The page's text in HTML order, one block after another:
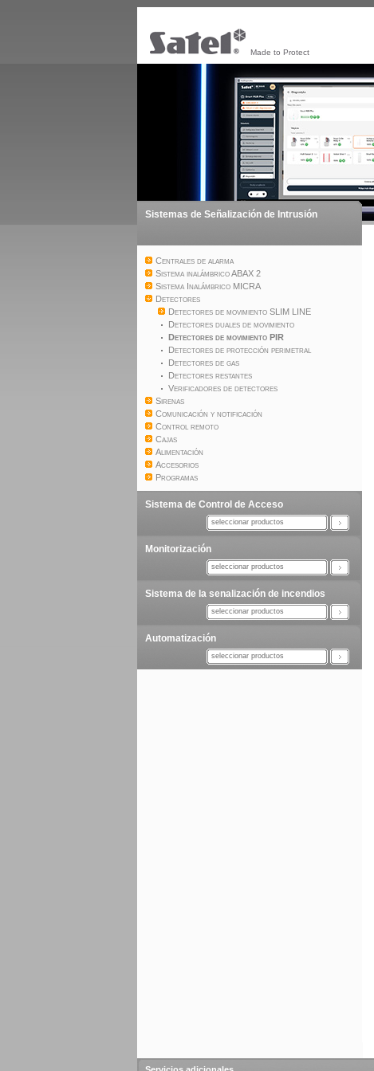
Made to Protect
Sistemas de Señalización de Intrusión
Centrales de alarma
Sistema inalámbrico ABAX 2
Sistema Inalámbrico MICRA
Detectores
Detectores de movimiento SLIM LINE
Detectores duales de movimiento
Detectores de movimiento PIR
Detectores de protección perimetral
Detectores de gas
Detectores restantes
Verificadores de detectores
Sirenas
Comunicación y notificación
Control remoto
Cajas
Alimentación
Accesorios
Programas
Sistema de Control de Acceso
seleccionar productos
Monitorización
seleccionar productos
Sistema de la senalización de incendios
seleccionar productos
Automatización
seleccionar productos
Servicios adicionales